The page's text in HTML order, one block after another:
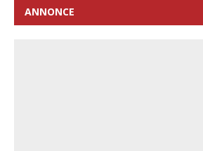
ANNONCE